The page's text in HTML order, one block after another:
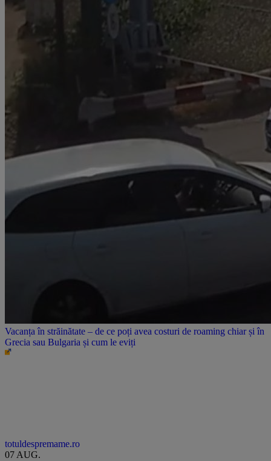
Vacanța în străinătate – de ce poți avea costuri de roaming chiar și în
Grecia sau Bulgaria și cum le eviți
totuldespremame.ro
07 AUG.